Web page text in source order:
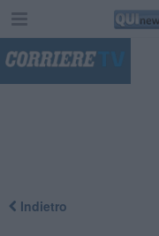
Indietro